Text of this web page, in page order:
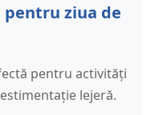
ziua de
pentru activități
lejeră.